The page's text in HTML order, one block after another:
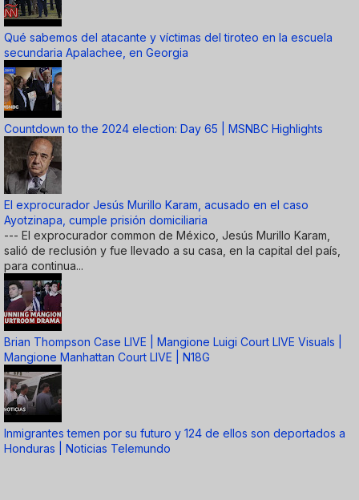
Qué sabemos del atacante y víctimas del tiroteo en la escuela
secundaria Apalachee, en Georgia
Countdown to the 2024 election: Day 65 | MSNBC Highlights
El exprocurador Jesús Murillo Karam, acusado en el caso
Ayotzinapa, cumple prisión domiciliaria
--- El exprocurador common de México, Jesús Murillo Karam,
salió de reclusión y fue llevado a su casa, en la capital del país,
para continua...
Brian Thompson Case LIVE | Mangione Luigi Court LIVE Visuals |
Mangione Manhattan Court LIVE | N18G
Inmigrantes temen por su futuro y 124 de ellos son deportados a
Honduras | Noticias Telemundo